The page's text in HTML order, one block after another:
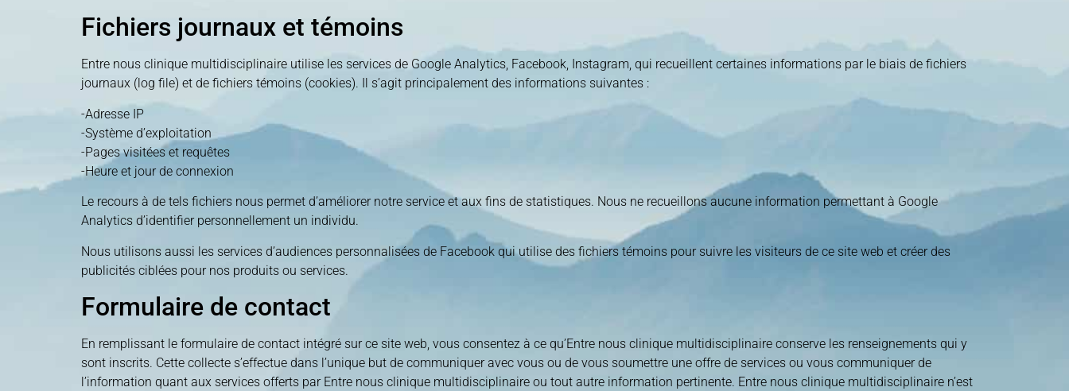
Fichiers journaux et témoins
Entre nous clinique multidisciplinaire utilise les services de Google Analytics, Facebook, Instagram, qui recueillent certaines informations par le biais de fichiers
journaux (log file) et de fichiers témoins (cookies). Il s’agit principalement des informations suivantes :
-Adresse IP
-Système d’exploitation
-Pages visitées et requêtes
-Heure et jour de connexion
Le recours à de tels fichiers nous permet d’améliorer notre service et aux fins de statistiques. Nous ne recueillons aucune information permettant à Google
Analytics d’identifier personnellement un individu.
Nous utilisons aussi les services d’audiences personnalisées de Facebook qui utilise des fichiers témoins pour suivre les visiteurs de ce site web et créer des
publicités ciblées pour nos produits ou services.
Formulaire de contact
En remplissant le formulaire de contact intégré sur ce site web, vous consentez à ce qu’Entre nous clinique multidisciplinaire conserve les renseignements qui y
sont inscrits. Cette collecte s’effectue dans l’unique but de communiquer avec vous ou de vous soumettre une offre de services ou vous communiquer de
l’information quant aux services offerts par Entre nous clinique multidisciplinaire ou tout autre information pertinente. Entre nous clinique multidisciplinaire n’est